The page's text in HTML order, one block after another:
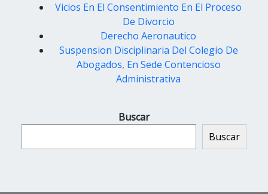
Vicios En El Consentimiento En El Proceso
De Divorcio
Derecho Aeronautico
Suspension Disciplinaria Del Colegio De
Abogados, En Sede Contencioso
Administrativa
Buscar
Buscar